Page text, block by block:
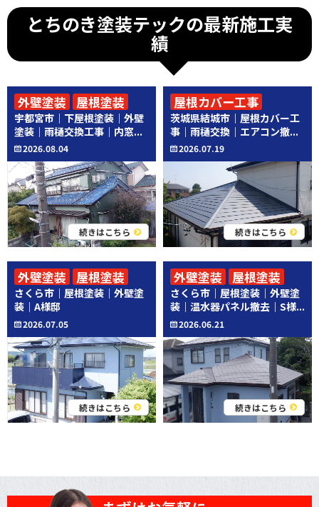
とちのき塗装テックの最新施工実
績
宇都宮市｜下屋根塗装｜外壁
塗装｜雨樋交換工事｜内窓...
2026.08.04
続きはこちら
外壁塗装
屋根塗装
その他工事
茨城県結城市｜屋根カバー工
事｜雨樋交換｜エアコン撤...
2026.07.19
続きはこちら
屋根カバー工事
その他工事
さくら市｜屋根塗装｜外壁塗
装｜A様邸
2026.07.05
続きはこちら
外壁塗装 屋根塗装
さくら市｜屋根塗装｜外壁塗
装｜温水器パネル撤去｜S様...
2026.06.21
続きはこちら
外壁塗装
屋根塗装
その他工事